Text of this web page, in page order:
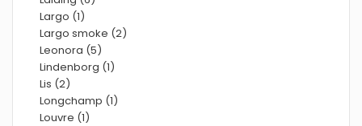
Largo (1)
Largo smoke (2)
Leonora (5)
Lindenborg (1)
Lis (2)
Longchamp (1)
Louvre (1)